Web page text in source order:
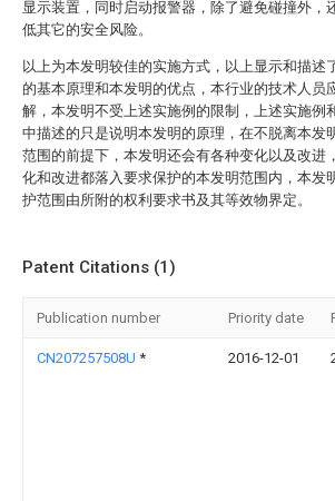
显示装置，同时启动报警器，除了避免碰撞外，
低其它的安全风险。
以上为本发明较佳的实施方式，以上显示和描述
的基本原理和本发明的优点，本行业的技术人员
解，本发明不受上述实施例的限制，上述实施例
中描述的只是说明本发明的原理，在不脱离本发
范围的前提下，本发明还会有各种变化以及改进
化和改进都落入要求保护的本发明范围内，本发
护范围由所附的权利要求书及其等效物界定。
Patent Citations (1)
Publication number Priority date
CN207257508U * 2016-12-01